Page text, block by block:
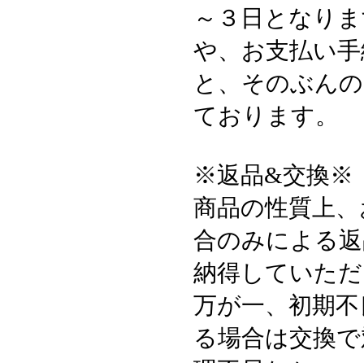
～３日となり
や、お支払い
と、そのぶん
ております。
※返品&交換※
商品の性質上
合のみによる
納得していた
万が一、初期
る場合は交換